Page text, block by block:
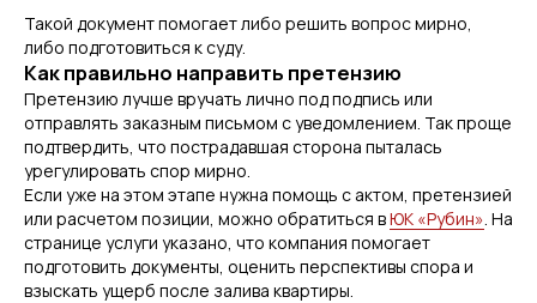
Такой документ помогает либо решить вопрос мирно,
либо подготовиться к суду.
Как правильно направить претензию
Претензию лучше вручать лично под подпись или
отправлять заказным письмом с уведомлением. Так проще
подтвердить, что пострадавшая сторона пыталась
урегулировать спор мирно.
Если уже на этом этапе нужна помощь с актом, претензией
или расчетом позиции, можно обратиться вЮК «Рубин». На
странице услуги указано, что компания помогает
подготовить документы, оценить перспективы спора и
взыскать ущерб после залива квартиры.